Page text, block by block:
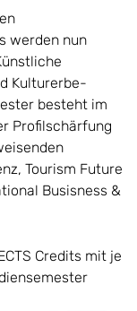
werden nun
Kulturerbe-
besteht im
Profilschärfung
Tourism Future
Busisness &
Credits mit je